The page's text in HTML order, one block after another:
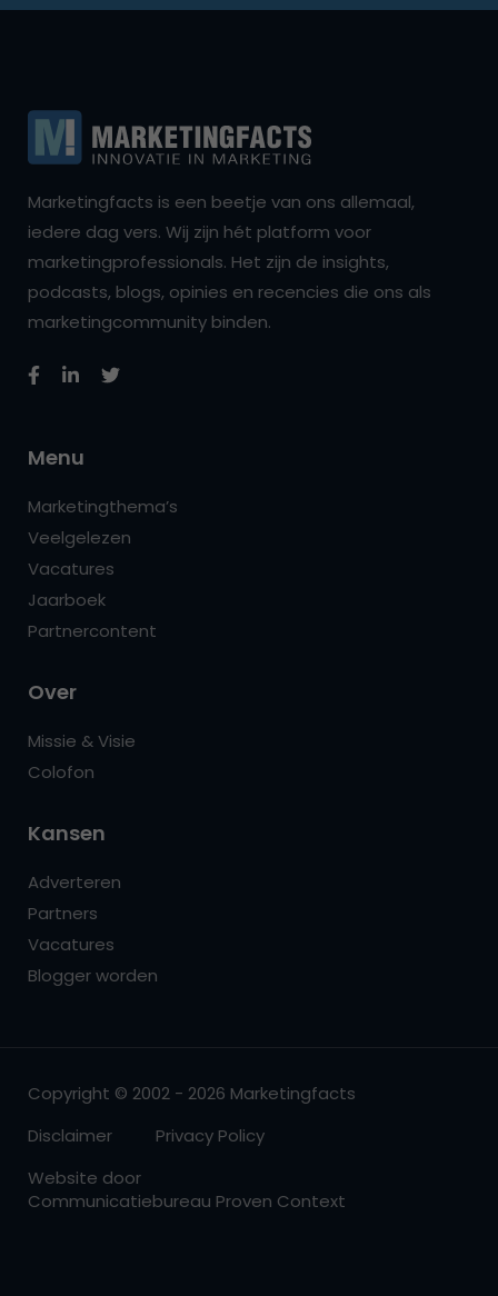
Marketingfacts is een beetje van ons allemaal,
iedere dag vers. Wij zijn hét platform voor
marketingprofessionals. Het zijn de insights,
podcasts, blogs, opinies en recencies die ons als
marketingcommunity binden.
Menu
Marketingthema’s
Veelgelezen
Vacatures
Jaarboek
Partnercontent
Over
Missie & Visie
Colofon
Kansen
Adverteren
Partners
Vacatures
Blogger worden
Copyright © 2002 - 2026 Marketingfacts
Disclaimer
Privacy Policy
Website door
Communicatiebureau Proven Context